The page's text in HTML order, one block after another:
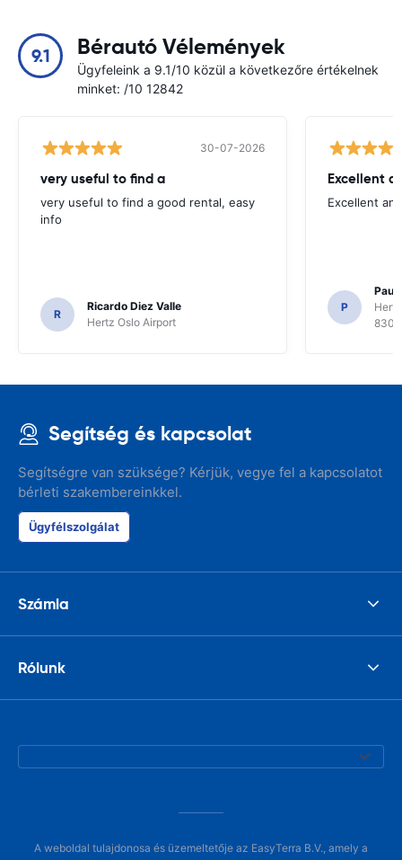
9.1 Bérautó Vélemények
Ügyfeleink a 9.1/10 közül a következőre értékelnek
minket: /10 12842
30-07-2026
very useful to find a
very useful to find a good rental, easy
info
R
Ricardo Diez Valle
Hertz Oslo Airport
Excellent
Excellent
P
Paul
8300
Segítség és kapcsolat
Segítségre van szüksége? Kérjük, vegye fel a kapcsolatot
bérleti szakembereinkkel.
Ügyfélszolgálat
Számla
Rólunk
A weboldal tulajdonosa és üzemeltetője az EasyTerra B.V., amely a